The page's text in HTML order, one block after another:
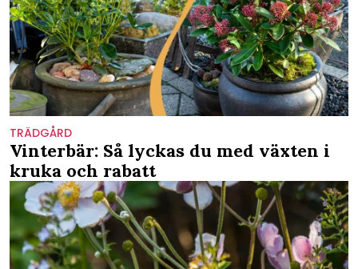
TRÄDGÅRD
Vinterbär: Så lyckas du med växten i
kruka och rabatt